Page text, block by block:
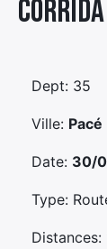
Corrida
Dept: 35
Ville: Pacé
Date: 30/
Type:
Distances: